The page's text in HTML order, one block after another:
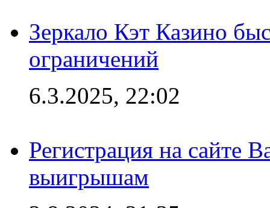
Зеркало Кэт Казино
ограничений
6.3.2025, 22:02
Регистрация на сайте
выигрышам